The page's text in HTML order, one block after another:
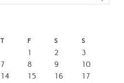
T F S S
1 2
3
7 8 9
10
14 15 16
17